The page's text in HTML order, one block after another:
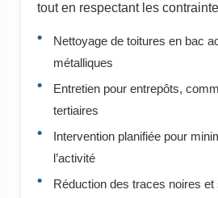
tout en respectant les
Nettoyage de toitures en bac
métalliques
Entretien pour entrepôts,
tertiaires
Intervention planifiée pour
l’activité
Réduction des traces noires